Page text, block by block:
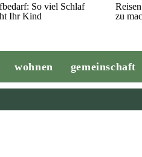
So viel Schlaf
Ihr Kind
zu
wohnen gemeinschaft